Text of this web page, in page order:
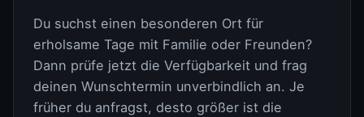
Du suchst einen besonderen Ort für
erholsame Tage mit Familie oder Freunden?
Dann prüfe jetzt die Verfügbarkeit und frag
deinen Wunschtermin unverbindlich an. Je
früher du anfragst, desto größer ist die